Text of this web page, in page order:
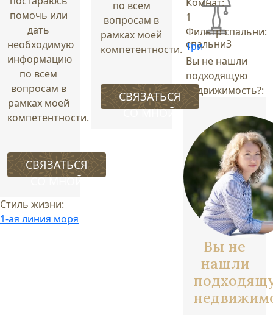
помочь или
дать
необходимую
информацию
по всем
вопросам в
рамках моей
компетентности.
СВЯЗАТЬСЯ
СО МНОЙ
Стиль жизни:
1-ая линия моря
по всем
вопросам в
рамках моей
компетентности.
СВЯЗАТЬСЯ
СО МНОЙ
спальни3
1
Фильтр спальни:
Три
Вы не нашли
подходящую
недвижимость?:
Вы не
нашли